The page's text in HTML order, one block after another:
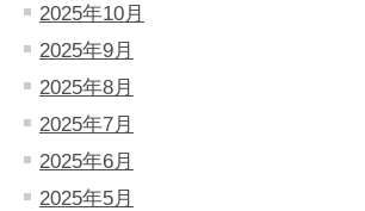
2025年10月
2025年9月
2025年8月
2025年7月
2025年6月
2025年5月